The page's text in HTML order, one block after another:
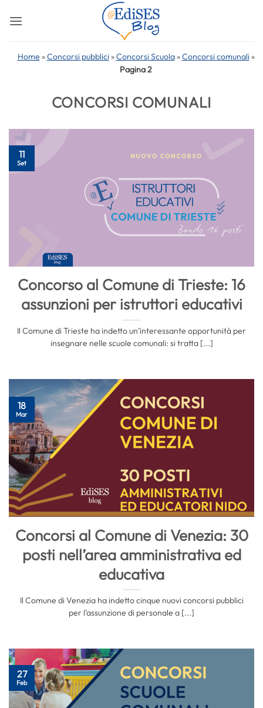
Home »Concorsi pubblici »Concorsi Scuola»Concorsi comunali »
Pagina 2
CONCORSI COMUNALI
Concorso al Comune di Trieste: 16
assunzioni per istruttori educativi
Il Comune di Trieste ha indetto un’interessante opportunità per
insegnare nelle scuole comunali: si tratta [...]
11
Set
Concorsi al Comune di Venezia: 30
posti nell’area amministrativa ed
educativa
Il Comune di Venezia ha indetto cinque nuovi concorsi pubblici
per l’assunzione di personale a [...]
18
Mar
27
Feb